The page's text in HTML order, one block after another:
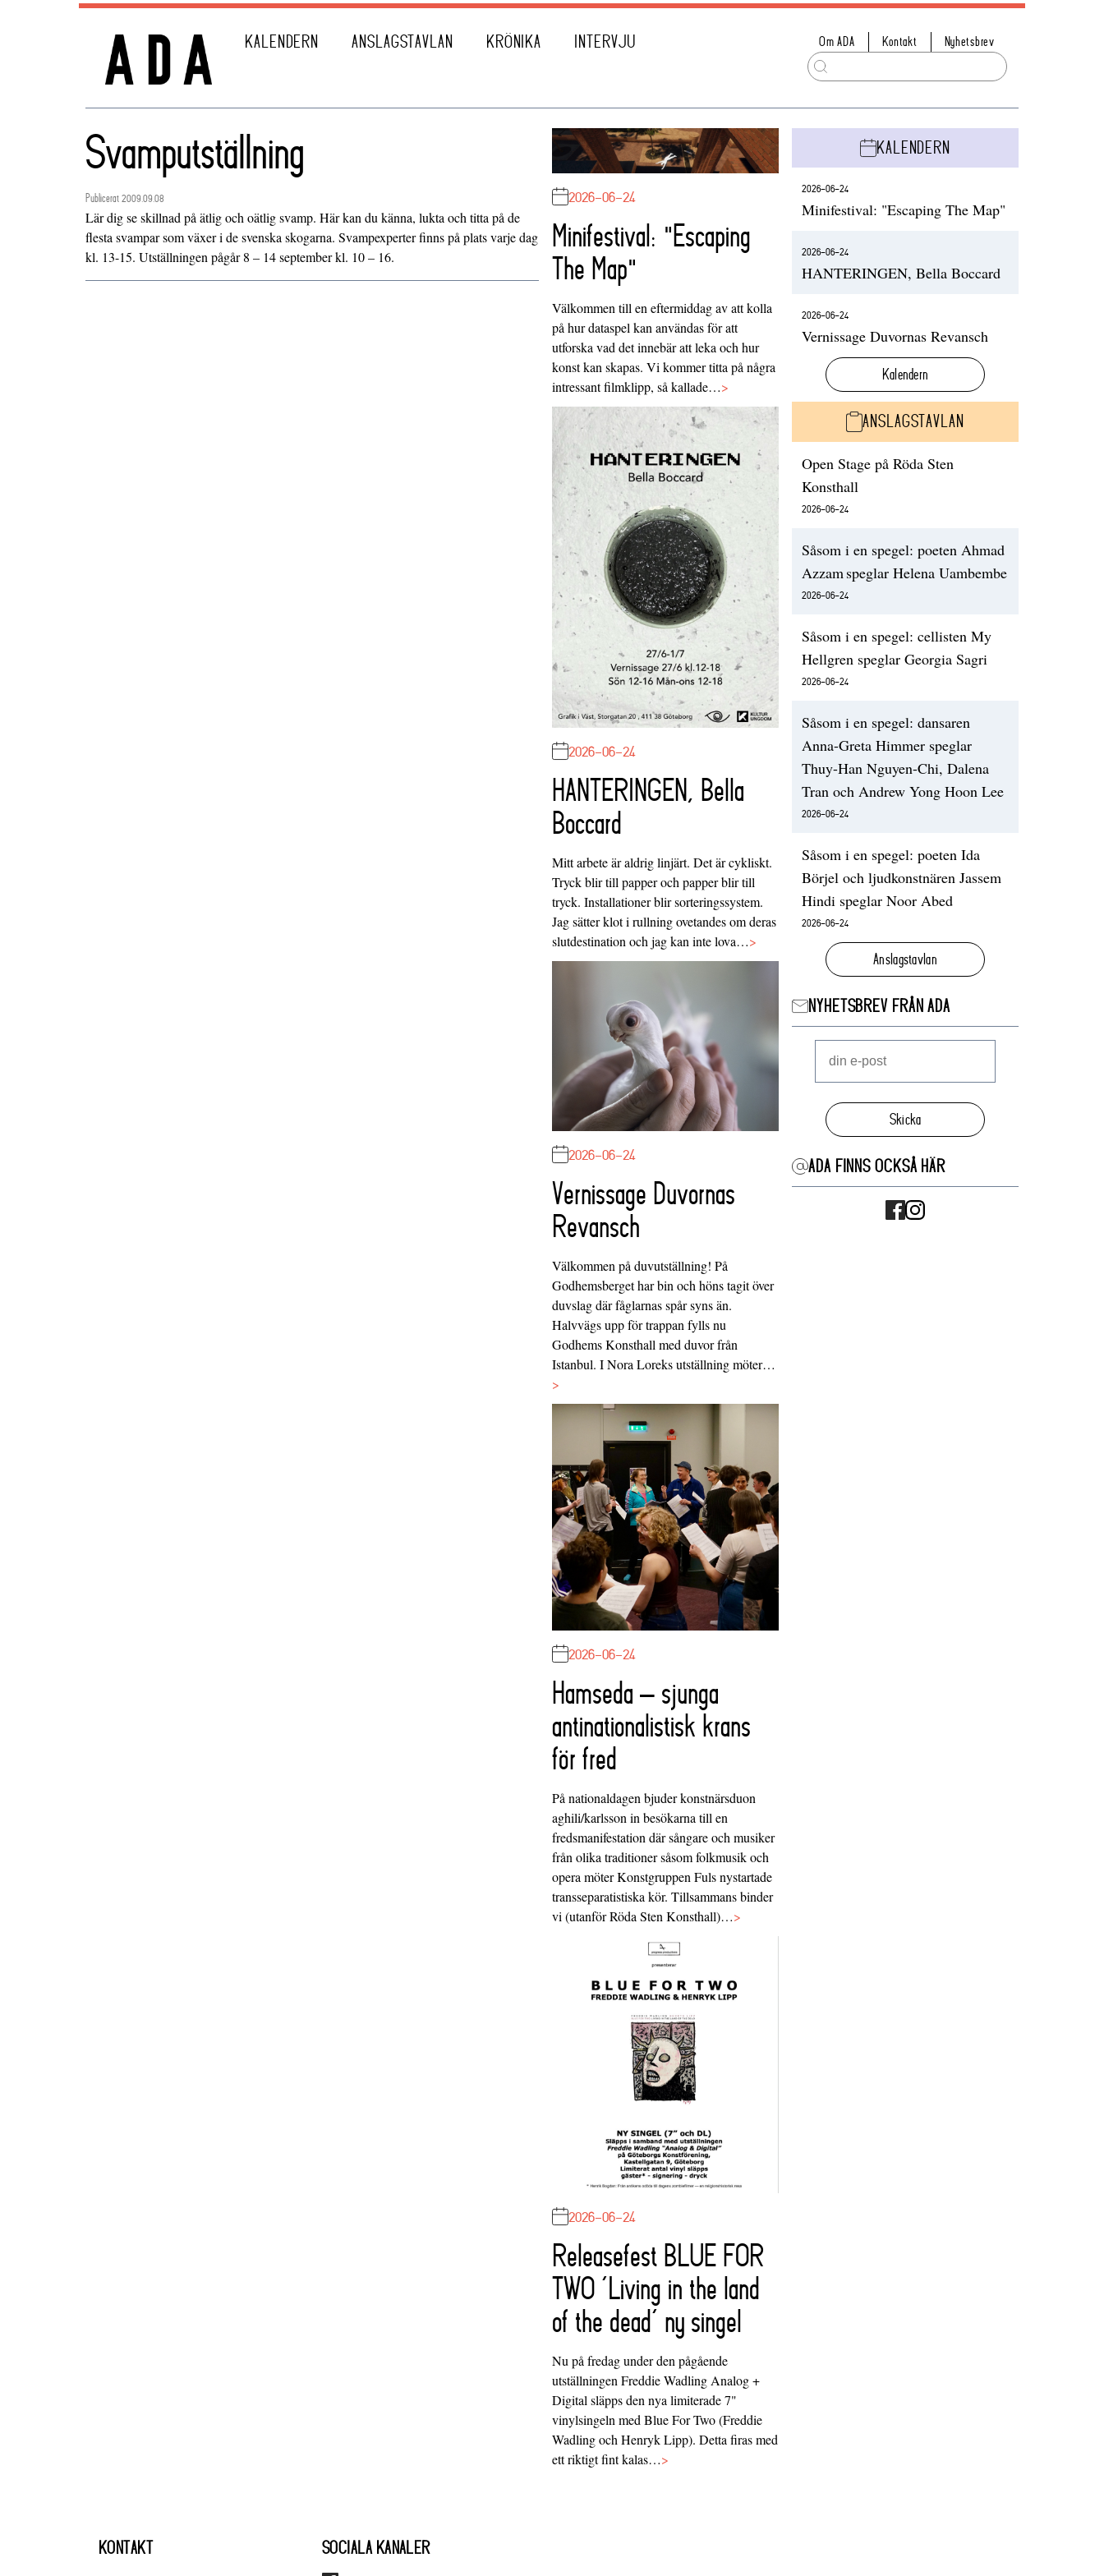
KALENDERN ANSLAGSTAVLAN KRÖNIKA INTERVJU Om ADA Kontakt Nyhetsbrev
Svamputställning
Publicerat 2009.09.08
Lär dig se skillnad på ätlig och oätlig svamp. Här kan du känna, lukta och titta på de
flesta svampar som växer i de svenska skogarna. Svampexperter finns på plats varje dag
kl. 13-15. Utställningen pågår 8 – 14 september kl. 10 – 16.
2026-06-24
Minifestival: "Escaping
The Map"
Välkommen till en eftermiddag av att kolla
på hur dataspel kan användas för att
utforska vad det innebär att leka och hur
konst kan skapas. Vi kommer titta på några
intressant filmklipp, så kallade…>
2026-06-24
HANTERINGEN, Bella
Boccard
Mitt arbete är aldrig linjärt. Det är cykliskt.
Tryck blir till papper och papper blir till
tryck. Installationer blir sorteringssystem.
Jag sätter klot i rullning ovetandes om deras
slutdestination och jag kan inte lova…>
2026-06-24
Vernissage Duvornas
Revansch
Välkommen på duvutställning! På
Godhemsberget har bin och höns tagit över
duvslag där fåglarnas spår syns än.
Halvvägs upp för trappan fylls nu
Godhems Konsthall med duvor från
Istanbul. I Nora Loreks utställning möter…
>
2026-06-24
Hamseda – sjunga
antinationalistisk krans
för fred
På nationaldagen bjuder konstnärsduon
aghili/karlsson in besökarna till en
fredsmanifestation där sångare och musiker
från olika traditioner såsom folkmusik och
opera möter Konstgruppen Fuls nystartade
transseparatistiska kör. Tillsammans binder
vi (utanför Röda Sten Konsthall)…>
2026-06-24
Releasefest BLUE FOR
TWO ‘Living in the land
of the dead’ ny singel
Nu på fredag under den pågående
utställningen Freddie Wadling Analog +
Digital släpps den nya limiterade 7"
vinylsingeln med Blue For Two (Freddie
Wadling och Henryk Lipp). Detta firas med
ett riktigt fint kalas…>
KALENDERN
2026-06-24
Minifestival: "Escaping The Map"
2026-06-24
HANTERINGEN, Bella Boccard
2026-06-24
Vernissage Duvornas Revansch
Kalendern
ANSLAGSTAVLAN
Open Stage på Röda Sten
Konsthall
2026-06-24
Såsom i en spegel: poeten Ahmad
Azzam speglar Helena Uambembe
2026-06-24
Såsom i en spegel: cellisten My
Hellgren speglar Georgia Sagri
2026-06-24
Såsom i en spegel: dansaren
Anna-Greta Himmer speglar
Thuy-Han Nguyen-Chi, Dalena
Tran och Andrew Yong Hoon Lee
2026-06-24
Såsom i en spegel: poeten Ida
Börjel och ljudkonstnären Jassem
Hindi speglar Noor Abed
2026-06-24
Anslagstavlan
NYHETSBREV FRÅN ADA
Skicka
ADA FINNS OCKSÅ HÄR
KONTAKT SOCIALA KANALER